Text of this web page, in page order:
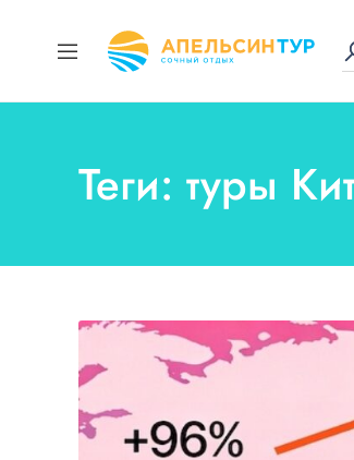
Теги: туры